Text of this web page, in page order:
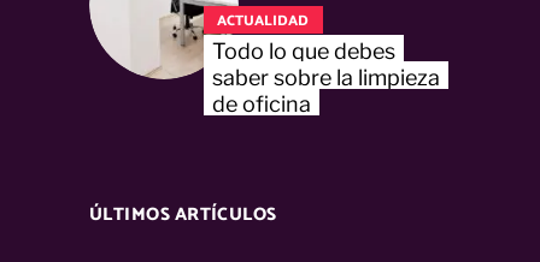
ACTUALIDAD
Todo lo que debes
saber sobre la limpieza
de oficina
ÚLTIMOS ARTÍCULOS